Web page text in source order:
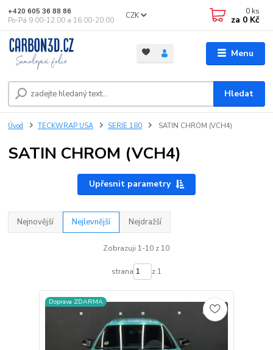
Menu
CZK
Hledat
+420 605 36 88 86
Po-Pá 9.00-12.00 a 16.00-20.00
0 ks
za 0 Kč
Úvod TECKWRAP USA SERIE 180 SATIN CHROM (VCH4)
SATIN CHROM (VCH4)
Upřesnit parametry
Nejnovější Nejlevnější Nejdražší
Zobrazuji 1-10 z 10
strana z 1
Doprava ZDARMA